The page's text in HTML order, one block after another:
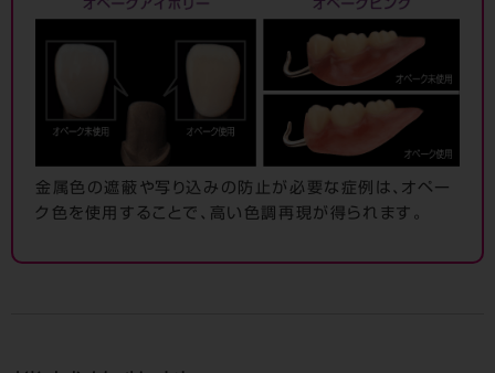
金属色の遮蔽や写り込みの防止が必要な症例は、オペー
ク色を使用することで、高い色調再現が得られます。